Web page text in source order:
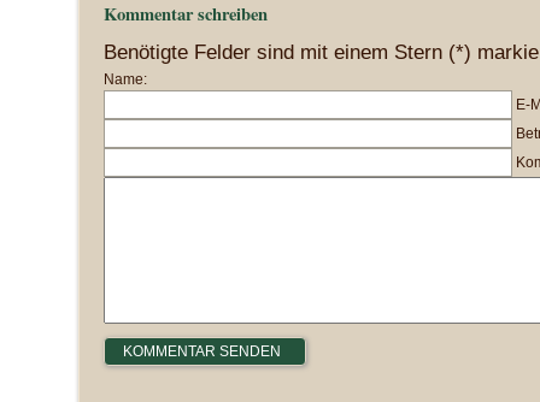
Kommentar schreiben
Benötigte Felder sind mit einem Stern (*)
Name:
E-